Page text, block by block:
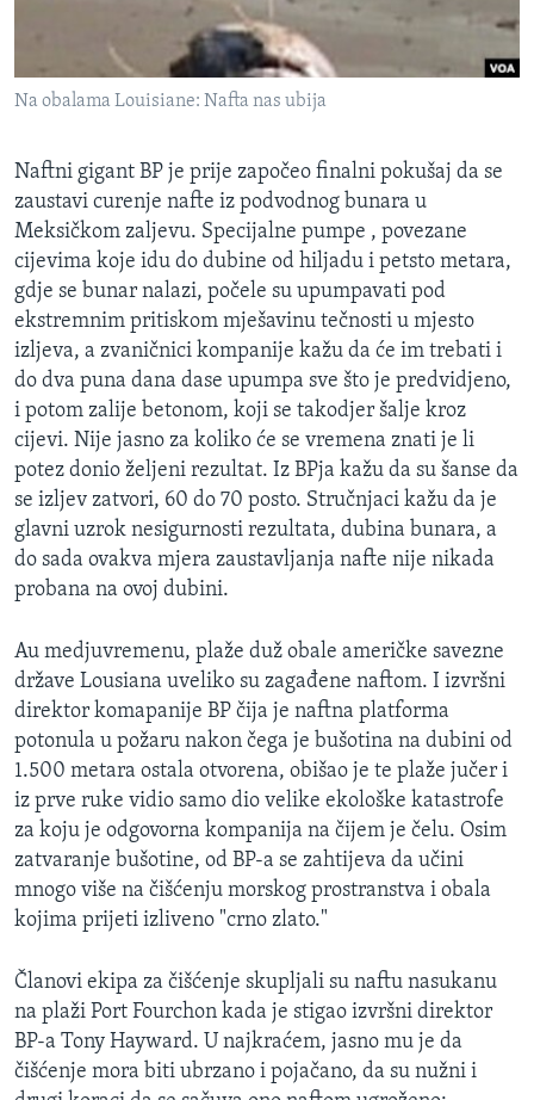
O GLASU AMERIKE
PRATITE NAS
Jezici
Na obalama Louisiane: Nafta nas ubija
Naftni gigant BP je prije započeo finalni pokušaj da se
zaustavi curenje nafte iz podvodnog bunara u
Meksičkom zaljevu. Specijalne pumpe , povezane
cijevima koje idu do dubine od hiljadu i petsto metara,
gdje se bunar nalazi, počele su upumpavati pod
ekstremnim pritiskom mješavinu tečnosti u mjesto
izljeva, a zvaničnici kompanije kažu da će im trebati i
do dva puna dana dase upumpa sve što je predvidjeno,
i potom zalije betonom, koji se takodjer šalje kroz
cijevi. Nije jasno za koliko će se vremena znati je li
potez donio željeni rezultat. Iz BPja kažu da su šanse da
se izljev zatvori, 60 do 70 posto. Stručnjaci kažu da je
glavni uzrok nesigurnosti rezultata, dubina bunara, a
do sada ovakva mjera zaustavljanja nafte nije nikada
probana na ovoj dubini.
Au medjuvremenu, plaže duž obale američke savezne
države Lousiana uveliko su zagađene naftom. I izvršni
direktor komapanije BP čija je naftna platforma
potonula u požaru nakon čega je bušotina na dubini od
1.500 metara ostala otvorena, obišao je te plaže jučer i
iz prve ruke vidio samo dio velike ekološke katastrofe
za koju je odgovorna kompanija na čijem je čelu. Osim
zatvaranje bušotine, od BP-a se zahtijeva da učini
mnogo više na čišćenju morskog prostranstva i obala
kojima prijeti izliveno "crno zlato."
Članovi ekipa za čišćenje skupljali su naftu nasukanu
na plaži Port Fourchon kada je stigao izvršni direktor
BP-a Tony Hayward. U najkraćem, jasno mu je da
čišćenje mora biti ubrzano i pojačano, da su nužni i